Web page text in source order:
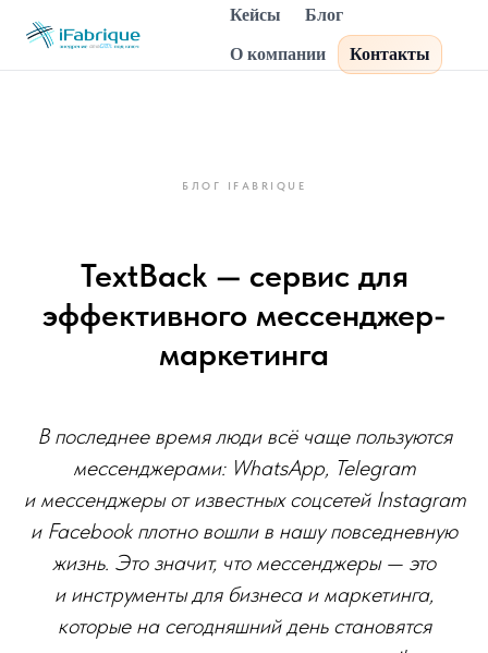
Кейсы Блог
О компании Контакты
БЛОГ IFABRIQUE
TextBack — сервис для
эффективного мессенджер-
маркетинга
В последнее время люди всё чаще пользуются
мессенджерами: WhatsApp, Telegram
и мессенджеры от известных соцсетей Instagram
и Facebook плотно вошли в нашу повседневную
жизнь. Это значит, что мессенджеры — это
и инструменты для бизнеса и маркетинга,
которые на сегодняшний день становятся